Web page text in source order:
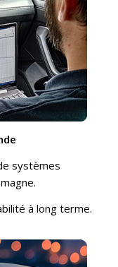
systèmes
à long terme.